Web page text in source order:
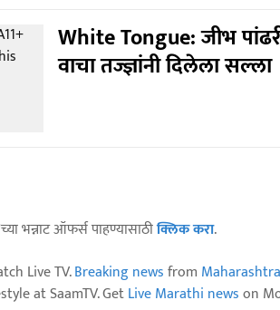
White Tongue: जीभ
वाचा तज्ज्ञांनी दिलेला सल्ला
भन्नाट ऑफर्स पाहण्यासाठीक्लिक करा.
Live TV.Breaking newsfrom Maharashtra
at SaamTV. GetLive Marathi newson